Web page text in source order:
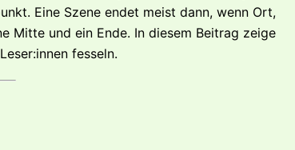
Eine Szene endet meist dann, wenn Ort,
Mitte und ein Ende. In diesem Beitrag zeige
fesseln.